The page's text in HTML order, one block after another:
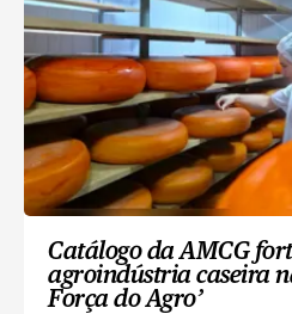
Catálogo da AMCG
agroindústria caseira
Força do Agro’